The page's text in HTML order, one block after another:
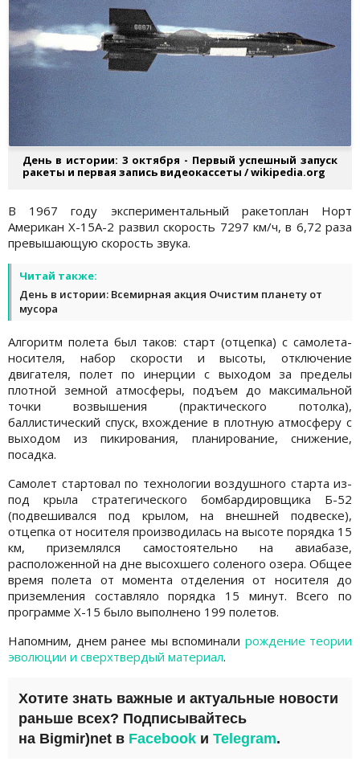
День в истории: 3 октября - Первый успешный запуск
ракеты и первая запись видеокассеты / wikipedia.org
В 1967 году экспериментальный ракетоплан Норт
Американ Х-15А-2 развил скорость 7297 км/ч, в 6,72 раза
превышающую скорость звука.
Читай также:
День в истории: Всемирная акция Очистим планету от
мусора
Алгоритм полета был таков: старт (отцепка) с самолета-
носителя, набор скорости и высоты, отключение
двигателя, полет по инерции с выходом за пределы
плотной земной атмосферы, подъем до максимальной
точки возвышения (практического потолка),
баллистический спуск, вхождение в плотную атмосферу с
выходом из пикирования, планирование, снижение,
посадка.
Самолет стартовал по технологии воздушного старта из-
под крыла стратегического бомбардировщика Б-52
(подвешивался под крылом, на внешней подвеске),
отцепка от носителя производилась на высоте порядка 15
км, приземлялся самостоятельно на авиабазе,
расположенной на дне высохшего соленого озера. Общее
время полета от момента отделения от носителя до
приземления составляло порядка 15 минут. Всего по
программе Х-15 было выполнено 199 полетов.
Напомним, днем ранее мы вспоминали рождение теории
эволюции и сверхтвердый материал.
Хотите знать важные и актуальные новости
раньше всех? Подписывайтесь
на Bigmir)net в Facebook и Telegram.